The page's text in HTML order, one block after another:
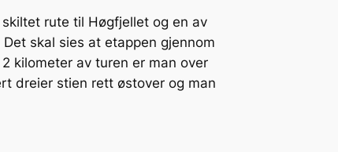
rute til Høgfjellet og en av
skal sies at etappen gjennom
kilometer av turen er man over
dreier stien rett østover og man